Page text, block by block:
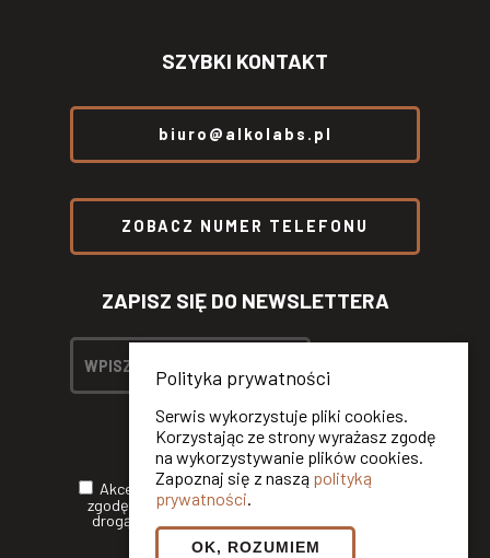
SZYBKI KONTAKT
biuro@alkolabs.pl
ZOBACZ NUMER TELEFONU
ZAPISZ SIĘ DO NEWSLETTERA
AkceptujęPolitykę Prywatnościoraz wyrażam
zgodę na otrzymywanie informacji handlowych
drogą elektroniczną od ALKOLABS SP. Z O.O.*
Polityka prywatności
Serwis wykorzystuje pliki cookies.
Korzystając ze strony wyrażasz zgodę
na wykorzystywanie plików cookies.
Zapoznaj się z naszą polityką
prywatności.
OK, ROZUMIEM